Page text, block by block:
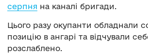
серпня на каналі бригади.
Цього разу окупанти обладнали
позицію в ангарі та відчували
розслаблено.